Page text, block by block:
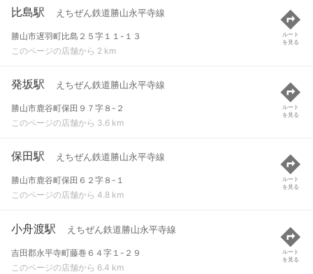
比島駅 えちぜん鉄道勝山永平寺線
勝山市遅羽町比島２５字１１-１３
このページの店舗から 2 km
ルート
を見る
発坂駅 えちぜん鉄道勝山永平寺線
勝山市鹿谷町保田９７字８-２
このページの店舗から 3.6 km
ルート
を見る
保田駅 えちぜん鉄道勝山永平寺線
勝山市鹿谷町保田６２字８-１
このページの店舗から 4.8 km
ルート
を見る
小舟渡駅 えちぜん鉄道勝山永平寺線
吉田郡永平寺町藤巻６４字１-２９
このページの店舗から 6.4 km
ルート
を見る